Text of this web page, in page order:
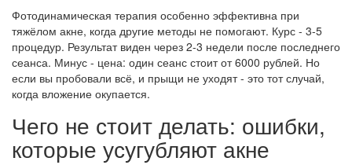
Фотодинамическая терапия особенно эффективна при
тяжёлом акне, когда другие методы не помогают. Курс - 3-5
процедур. Результат виден через 2-3 недели после последнего
сеанса. Минус - цена: один сеанс стоит от 6000 рублей. Но
если вы пробовали всё, и прыщи не уходят - это тот случай,
когда вложение окупается.
Чего не стоит делать: ошибки,
которые усугубляют акне